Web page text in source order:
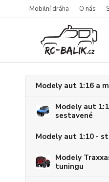
Mobilní dráha O nás
Modely aut 1:16 a
Modely aut
sestavené
Modely aut 1:10 -
Modely
tuningu